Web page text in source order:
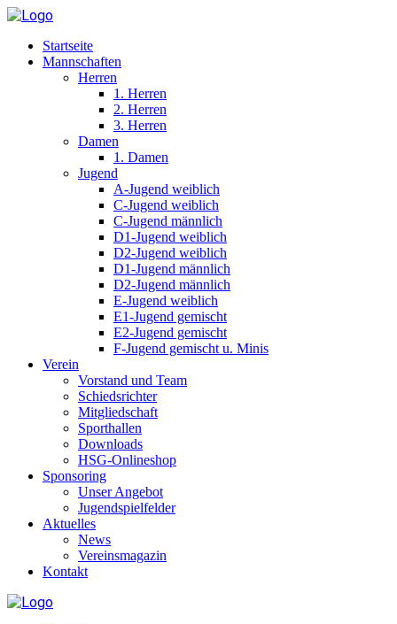
Startseite
Mannschaften
Herren
1. Herren
2. Herren
3. Herren
Damen
1. Damen
Jugend
A-Jugend weiblich
C-Jugend weiblich
C-Jugend männlich
D1-Jugend weiblich
D2-Jugend weiblich
D1-Jugend männlich
D2-Jugend männlich
E-Jugend weiblich
E1-Jugend gemischt
E2-Jugend gemischt
F-Jugend gemischt u. Minis
Verein
Vorstand und Team
Schiedsrichter
Mitgliedschaft
Sporthallen
Downloads
HSG-Onlineshop
Sponsoring
Unser Angebot
Jugendspielfelder
Aktuelles
News
Vereinsmagazin
Kontakt